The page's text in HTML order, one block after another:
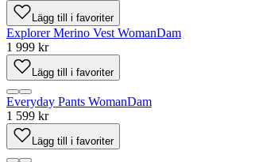
Lägg till i favoriter
Explorer Merino Vest WomanDam
1 999 kr
Lägg till i favoriter
Everyday Pants WomanDam
1 599 kr
Lägg till i favoriter